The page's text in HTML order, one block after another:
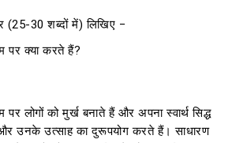
(25-30शब्दों में)लिखिए −
पर क्या करते हैं?
लोगों को मुर्ख बनाते हैं और अपना स्वार्थ सिद्ध
और उनके उत्साह का दुरूपयोग करते हैं। साधारण